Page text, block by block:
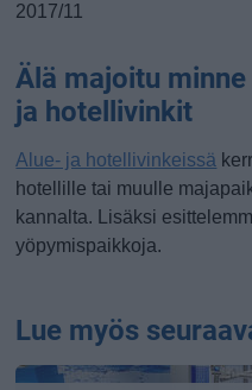
2017/11
Älä majoitu
ja hotellivinkit
Alue- ja hotellivinkeissä
hotellille tai muulle
kannalta. Lisäksi
yöpymispaikkoja.
Lue myös